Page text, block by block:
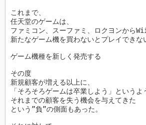
これまで、
任天堂のゲームは、
ファミコン、スーファミ、ロクヨンから
新たなゲーム機を買わないとプレイでき
ゲーム機種を新しく発売する
その度
新規顧客が増える以上に、
「そろそろゲームは卒業しよう」というよ
それまでの顧客を失う機会を与えてきた
という”負”の側面もあった。